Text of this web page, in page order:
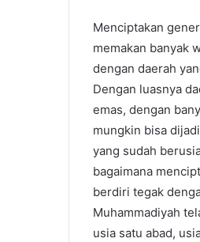
Menciptakan
memakan banyak
dengan daerah
Dengan luasnya
emas, dengan
mungkin bisa
yang sudah
bagaimana
berdiri tegak
Muhammadiyah
usia satu abad,